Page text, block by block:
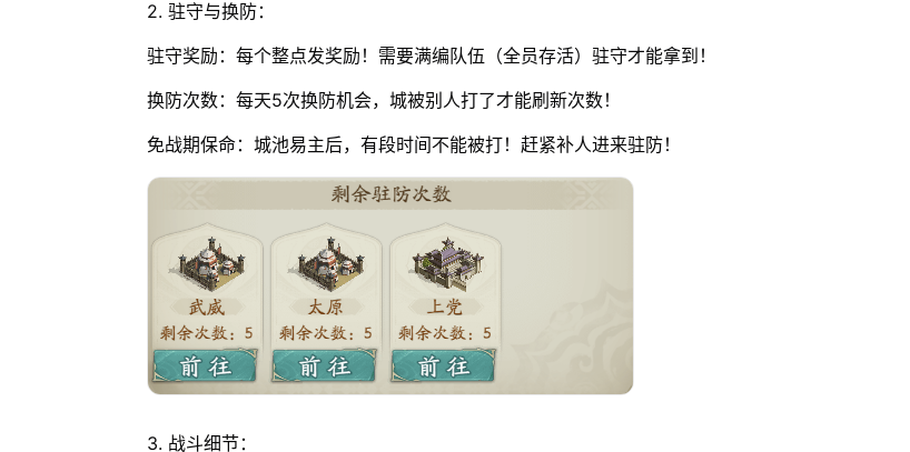
2. 驻守与换防：
驻守奖励：每个整点发奖励！需要满编队伍（全员存活）驻守才能拿到！
换防次数：每天5次换防机会，城被别人打了才能刷新次数！
免战期保命：城池易主后，有段时间不能被打！赶紧补人进来驻防！
3. 战斗细节：